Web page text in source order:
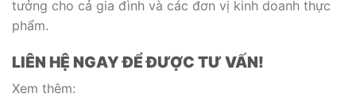
tưởng cho cả gia đình và các đơn vị kinh doanh thực
phẩm.
LIÊN HỆ NGAY ĐỂ ĐƯỢC TƯ VẤN!
Xem thêm: